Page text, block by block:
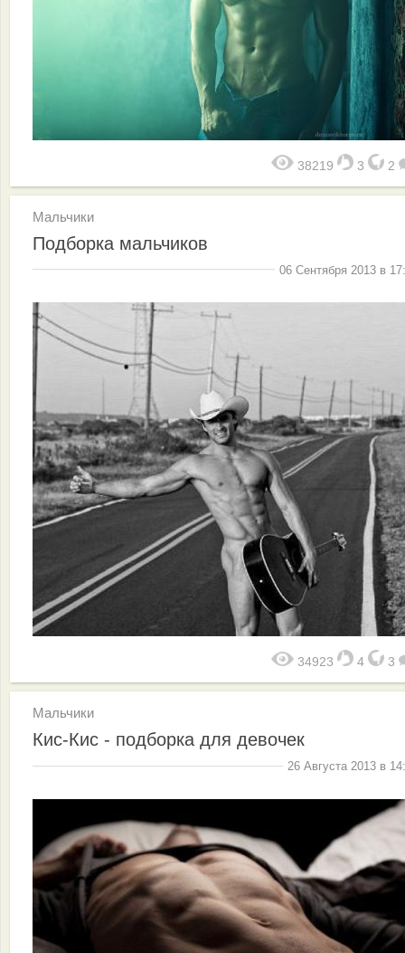
38219 3 2
Мальчики
Подборка мальчиков
06 Сентября 2013 в
34923 4 3
Мальчики
Кис-Кис - подборка для девочек
26 Августа 2013 в